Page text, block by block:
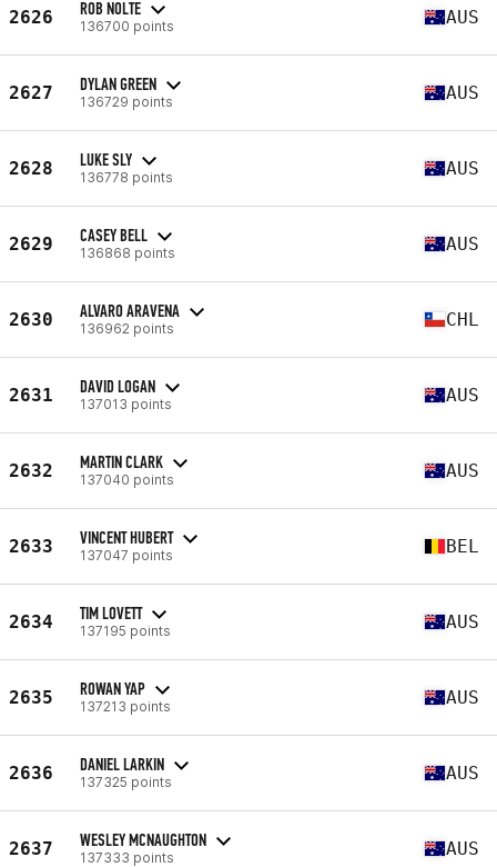
2626 ROB NOLTE
136700 points AUS
2627 DYLAN GREEN
136729 points AUS
2628 LUKE SLY
136778 points AUS
2629 CASEY BELL
136868 points AUS
2630 ALVARO ARAVENA
136962 points CHL
2631 DAVID LOGAN
137013 points AUS
2632 MARTIN CLARK
137040 points AUS
2633 VINCENT HUBERT
137047 points BEL
2634 TIM LOVETT
137195 points AUS
2635 ROWAN YAP
137213 points AUS
2636 DANIEL LARKIN
137325 points AUS
2637 WESLEY MCNAUGHTON
137333 points AUS